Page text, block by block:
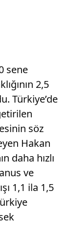
sene
2,5
Türkiye’de
söz
Hakan
daha hızlı
ve
1,1 ila 1,5